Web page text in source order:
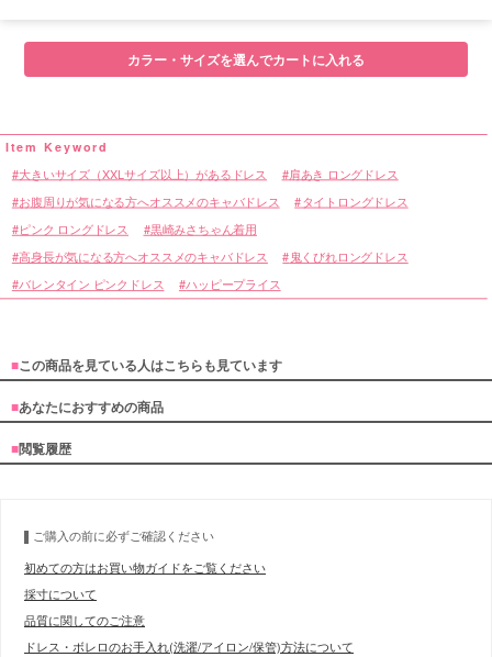
カラー・サイズを選んでカートに入れる
大きいサイズ（XXLサイズ以上）があるドレス 肩あき ロングドレス
お腹周りが気になる方へオススメのキャバドレス タイトロングドレス
ピンク ロングドレス
黒崎みさちゃん着用
高身長が気になる方へオススメのキャバドレス
鬼くびれロングドレス
バレンタイン ピンクドレス
ハッピープライス
■この商品を見ている人はこちらも見ています
■あなたにおすすめの商品
■閲覧履歴
ご購入の前に必ずご確認ください
初めての方はお買い物ガイドをご覧ください
採寸について
品質に関してのご注意
ドレス・ボレロのお手入れ(洗濯/アイロン/保管)方法について